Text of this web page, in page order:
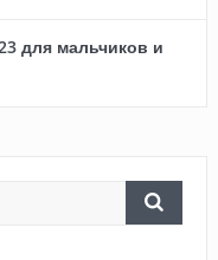
для мальчиков и